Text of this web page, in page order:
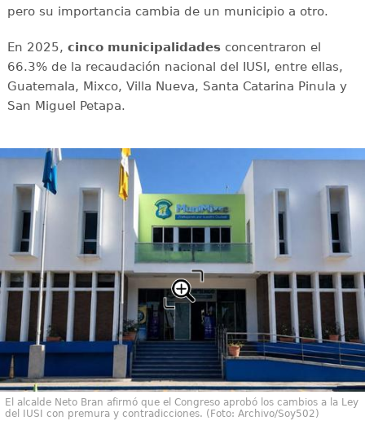
pero su importancia cambia de un municipio a otro.
En 2025, cinco municipalidadesconcentraron el
66.3% de la recaudación nacional del IUSI, entre ellas,
Guatemala, Mixco, Villa Nueva, Santa Catarina Pinula y
San Miguel Petapa.
El alcalde Neto Bran afirmó que el Congreso aprobó los cambios a la Ley
del IUSI con premura y contradicciones. (Foto: Archivo/Soy502)